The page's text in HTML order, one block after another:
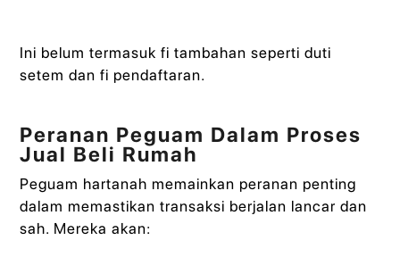
Ini belum termasuk fi tambahan seperti duti
setem dan fi pendaftaran.
Peranan Peguam Dalam Proses
Jual Beli Rumah
Peguam hartanah memainkan peranan penting
dalam memastikan transaksi berjalan lancar dan
sah. Mereka akan: